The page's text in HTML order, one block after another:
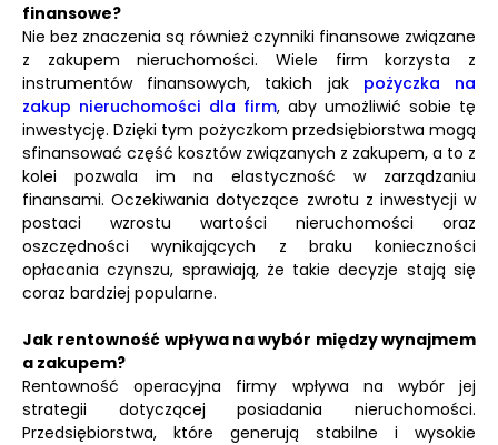
finansowe?
Nie bez znaczenia są również czynniki finansowe związane
z zakupem nieruchomości. Wiele firm korzysta z
instrumentów finansowych, takich jak pożyczka na
zakup nieruchomości dla firm, aby umożliwić sobie tę
inwestycję. Dzięki tym pożyczkom przedsiębiorstwa mogą
sfinansować część kosztów związanych z zakupem, a to z
kolei pozwala im na elastyczność w zarządzaniu
finansami. Oczekiwania dotyczące zwrotu z inwestycji w
postaci wzrostu wartości nieruchomości oraz
oszczędności wynikających z braku konieczności
opłacania czynszu, sprawiają, że takie decyzje stają się
coraz bardziej popularne.
Jak rentowność wpływa na wybór między wynajmem
a zakupem?
Rentowność operacyjna firmy wpływa na wybór jej
strategii dotyczącej posiadania nieruchomości.
Przedsiębiorstwa, które generują stabilne i wysokie